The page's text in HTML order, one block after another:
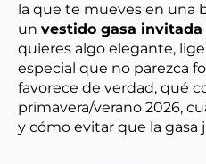
la que te mueves en una
un vestido gasa invitada
quieres algo elegante,
especial que no parezca
favorece de verdad, qué
primavera/verano 2026,
y cómo evitar que la